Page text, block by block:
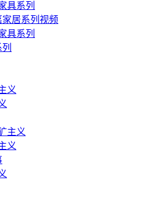
具系列
家居系列视频
具系列
义
主义
义